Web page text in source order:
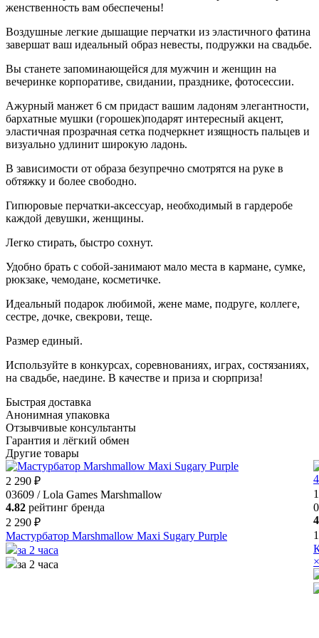
женственность вам обеспечены!
Воздушные легкие дышащие перчатки из эластичного фатина
завершат ваш идеальный образ невесты, подружки на свадьбе.
Вы станете запоминающейся для мужчин и женщин на
вечеринке корпоративе, свидании, празднике, фотосессии.
Ажурный манжет 6 см придаст вашим ладоням элегантности,
бархатные мушки (горошек)подарят интересный акцент,
эластичная прозрачная сетка подчеркнет изящность пальцев и
визуально удлинит широкую ладонь.
В зависимости от образа безупречно смотрятся на руке в
обтяжку и более свободно.
Гипюровые перчатки-аксессуар, необходимый в гардеробе
каждой девушки, женщины.
Легко стирать, быстро сохнут.
Удобно брать с собой-занимают мало места в кармане, сумке,
рюкзаке, чемодане, косметичке.
Идеальный подарок любимой, жене маме, подруге, коллеге,
сестре, дочке, свекрови, теще.
Размер единый.
Используйте в конкурсах, соревнованиях, играх, состязаниях,
на свадьбе, наедине. В качестве и приза и сюрприза!
Быстрая доставка
Анонимная упаковка
Отзывчивые консультанты
Гарантия и лёгкий обмен
Другие товары
2 290 ₽
03609 / Lola Games Marshmallow
4.82 рейтинг бренда
2 290 ₽
Мастурбатор Marshmallow Maxi Sugary Purple
за 2 часа
за 2 часа